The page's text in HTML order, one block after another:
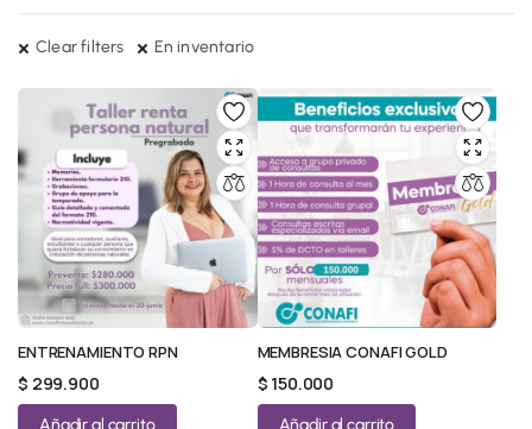
Clear filters En inventario
ENTRENAMIENTO RPN
$ 299.900
Añadir al carrito
MEMBRESIA CONAFI GOLD
$ 150.000
Añadir al carrito